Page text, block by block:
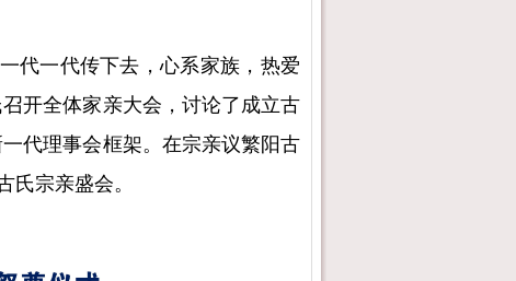
代一代传下去，心系家族，热爱
开全体家亲大会，讨论了成立古
代理事会框架。在宗亲议繁阳古
氏宗亲盛会。